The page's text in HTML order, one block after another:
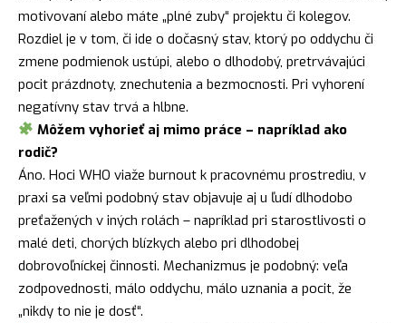
motivovaní alebo máte „plné zuby“ projektu či kolegov.
Rozdiel je v tom, či ide o dočasný stav, ktorý po oddychu či
zmene podmienok ustúpi, alebo o dlhodobý, pretrvávajúci
pocit prázdnoty, znechutenia a bezmocnosti. Pri vyhorení
negatívny stav trvá a hlbne.
Môžem vyhorieť aj mimo práce – napríklad ako
rodič?
Áno. Hoci WHO viaže burnout k pracovnému prostrediu, v
praxi sa veľmi podobný stav objavuje aj u ľudí dlhodobo
preťažených v iných rolách – napríklad pri starostlivosti o
malé deti, chorých blízkych alebo pri dlhodobej
dobrovoľníckej činnosti. Mechanizmus je podobný: veľa
zodpovednosti, málo oddychu, málo uznania a pocit, že
„nikdy to nie je dosť“.